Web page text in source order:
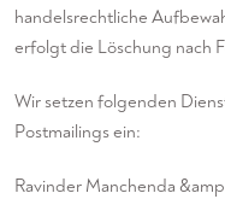
handelsrechtliche
erfolgt die Löschung nach
Wir setzen folgenden
Postmailings ein:
Ravinder Manchenda